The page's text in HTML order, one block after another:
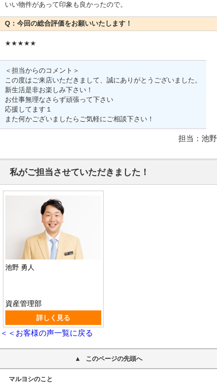
いい物件があって印象も良かったので。
Q：今回の総合評価をお願いいたします！
★★★★★
＜担当からのコメント＞
この度はご来店いただきまして、誠にありがとうございました。
新生活是非お楽しみ下さい！
お仕事無理なさらず頑張って下さい
応援してます１
また何かございましたらご気軽にご相談下さい！
担当：池野
私がご担当させていただきました！
池野 勇人
資産管理部
詳しく見る
＜＜お客様の声一覧に戻る
このページの先頭へ
マルヨシのこと